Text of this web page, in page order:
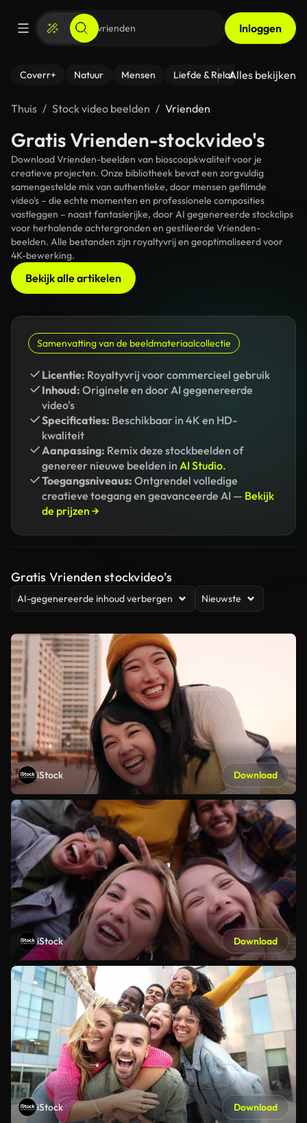
Inloggen
Coverr+ Natuur Mensen Liefde & Relaties - Fitness
Alles bekijken
Thuis Stock video beelden Vrienden
Gratis Vrienden-stockvideo's
Download Vrienden-beelden van bioscoopkwaliteit voor je
creatieve projecten. Onze bibliotheek bevat een zorgvuldig
samengestelde mix van authentieke, door mensen gefilmde
video's – die echte momenten en professionele composities
vastleggen – naast fantasierijke, door AI gegenereerde stockclips
voor herhalende achtergronden en gestileerde Vrienden-
beelden. Alle bestanden zijn royaltyvrij en geoptimaliseerd voor
4K-bewerking.
Bekijk alle artikelen
Samenvatting van de beeldmateriaalcollectie
Licentie: Royaltyvrij voor commercieel gebruik
Inhoud: Originele en door AI gegenereerde
video's
Specificaties: Beschikbaar in 4K en HD-
kwaliteit
Aanpassing: Remix deze stockbeelden of
genereer nieuwe beelden in AI Studio.
Toegangsniveaus: Ontgrendel volledige
creatieve toegang en geavanceerde AI — Bekijk
de prijzen →
Gratis Vrienden stockvideo’s
AI-gegenereerde inhoud verbergen Nieuwste
iStock Download
iStock Download
iStock Download